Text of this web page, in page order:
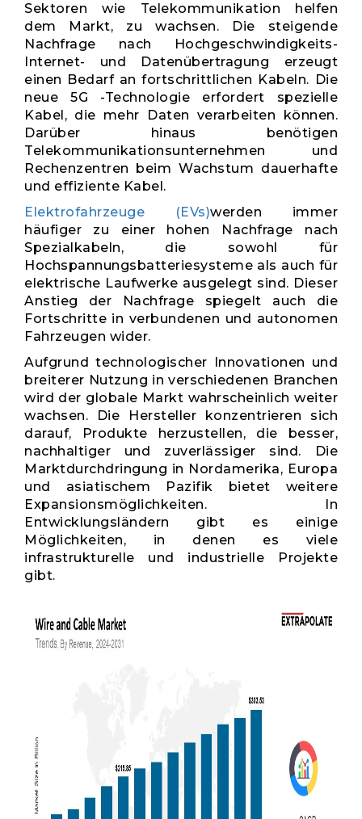
Sektoren wie Telekommunikation helfen
dem Markt, zu wachsen. Die steigende
Nachfrage nach Hochgeschwindigkeits-
Internet- und Datenübertragung erzeugt
einen Bedarf an fortschrittlichen Kabeln. Die
neue 5G -Technologie erfordert spezielle
Kabel, die mehr Daten verarbeiten können.
Darüber hinaus benötigen
Telekommunikationsunternehmen und
Rechenzentren beim Wachstum dauerhafte
und effiziente Kabel.
Elektrofahrzeuge (EVs)werden immer
häufiger zu einer hohen Nachfrage nach
Spezialkabeln, die sowohl für
Hochspannungsbatteriesysteme als auch für
elektrische Laufwerke ausgelegt sind. Dieser
Anstieg der Nachfrage spiegelt auch die
Fortschritte in verbundenen und autonomen
Fahrzeugen wider.
Aufgrund technologischer Innovationen und
breiterer Nutzung in verschiedenen Branchen
wird der globale Markt wahrscheinlich weiter
wachsen. Die Hersteller konzentrieren sich
darauf, Produkte herzustellen, die besser,
nachhaltiger und zuverlässiger sind. Die
Marktdurchdringung in Nordamerika, Europa
und asiatischem Pazifik bietet weitere
Expansionsmöglichkeiten. In
Entwicklungsländern gibt es einige
Möglichkeiten, in denen es viele
infrastrukturelle und industrielle Projekte
gibt.